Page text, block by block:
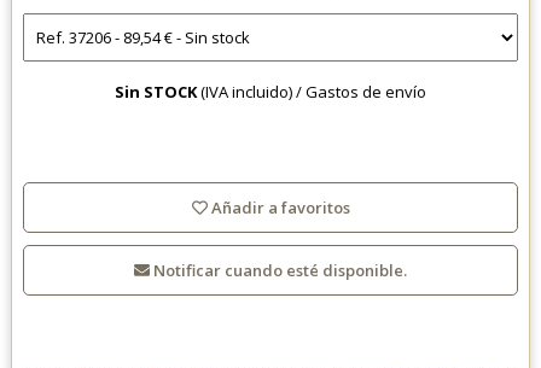
Sin STOCK(IVA incluido) /Gastos de envío
Añadir a favoritos
Notificar cuando esté disponible.